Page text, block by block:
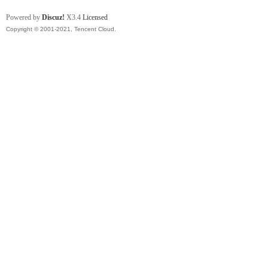
Powered by Discuz! X3.4 Licensed
Copyright © 2001-2021, Tencent Cloud.